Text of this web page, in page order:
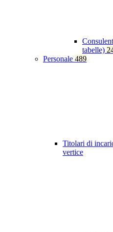
tabelle)
Personale 489
Titolari di
vertice